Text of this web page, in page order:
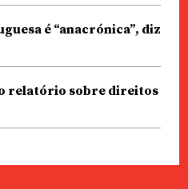
é “anacrónica”, diz
relatório sobre direitos